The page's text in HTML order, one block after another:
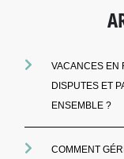
VACANCES EN
DISPUTES ET
ENSEMBLE ?
COMMENT